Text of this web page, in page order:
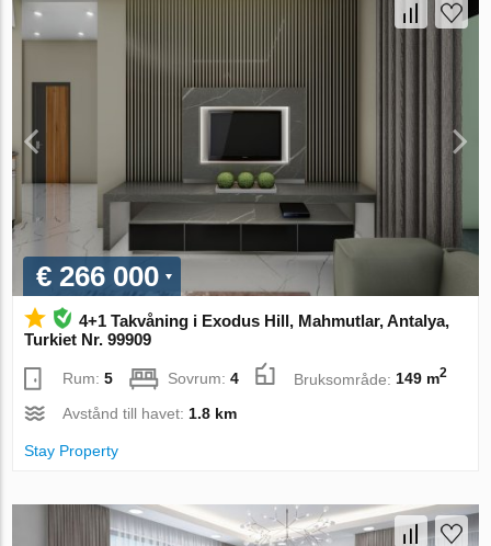
€ 266 000
4+1 Takvåning i Exodus Hill, Mahmutlar, Antalya,
Turkiet Nr. 99909
Rum:5 Sovrum:4 Bruksområde:149 m2
Avstånd till havet:1.8 km
Stay Property